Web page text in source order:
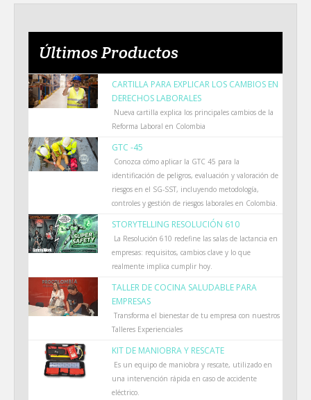
Últimos Productos
CARTILLA PARA EXPLICAR LOS CAMBIOS EN
DERECHOS LABORALES
Nueva cartilla explica los principales cambios de la
Reforma Laboral en Colombia
GTC -45
Conozca cómo aplicar la GTC 45 para la
identificación de peligros, evaluación y valoración de
riesgos en el SG-SST, incluyendo metodología,
controles y gestión de riesgos laborales en Colombia.
STORYTELLING RESOLUCIÓN 610
La Resolución 610 redefine las salas de lactancia en
empresas: requisitos, cambios clave y lo que
realmente implica cumplir hoy.
TALLER DE COCINA SALUDABLE PARA
EMPRESAS
Transforma el bienestar de tu empresa con nuestros
Talleres Experienciales
KIT DE MANIOBRA Y RESCATE
Es un equipo de maniobra y rescate, utilizado en
una intervención rápida en caso de accidente
eléctrico.